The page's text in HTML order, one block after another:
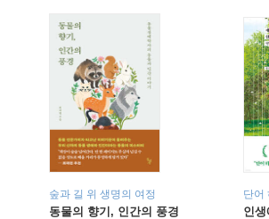
숲과 길 위 생명의 여정
동물의 향기, 인간의 풍경
단어
인